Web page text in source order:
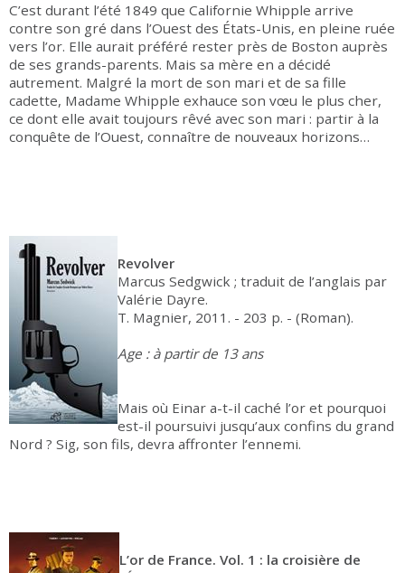
C’est durant l’été 1849 que Californie Whipple arrive
contre son gré dans l’Ouest des États-Unis, en pleine ruée
vers l’or. Elle aurait préféré rester près de Boston auprès
de ses grands-parents. Mais sa mère en a décidé
autrement. Malgré la mort de son mari et de sa fille
cadette, Madame Whipple exhauce son vœu le plus cher,
ce dont elle avait toujours rêvé avec son mari : partir à la
conquête de l’Ouest, connaître de nouveaux horizons…
Revolver
Marcus Sedgwick ; traduit de l’anglais par
Valérie Dayre.
T. Magnier, 2011. - 203 p. - (Roman).
Age : à partir de 13 ans
Mais où Einar a-t-il caché l’or et pourquoi
est-il poursuivi jusqu’aux confins du grand
Nord ? Sig, son fils, devra affronter l’ennemi.
L’or de France. Vol. 1 : la croisière de